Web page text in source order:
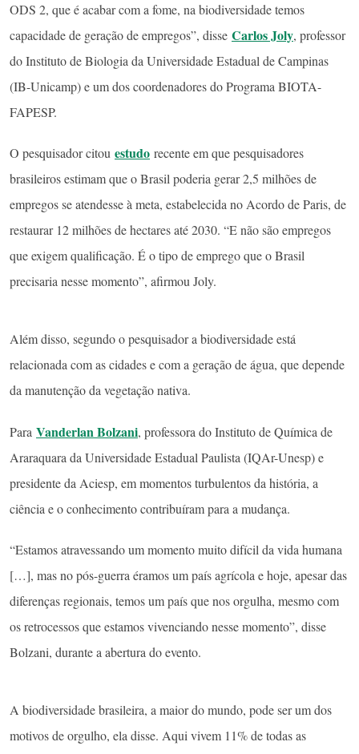
ODS 2, que é acabar com a fome, na biodiversidade temos
capacidade de geração de empregos”, disse Carlos Joly, professor
do Instituto de Biologia da Universidade Estadual de Campinas
(IB-Unicamp) e um dos coordenadores do Programa BIOTA-
FAPESP.
O pesquisador citou estudo recente em que pesquisadores
brasileiros estimam que o Brasil poderia gerar 2,5 milhões de
empregos se atendesse à meta, estabelecida no Acordo de Paris, de
restaurar 12 milhões de hectares até 2030. “E não são empregos
que exigem qualificação. É o tipo de emprego que o Brasil
precisaria nesse momento”, afirmou Joly.
Além disso, segundo o pesquisador a biodiversidade está
relacionada com as cidades e com a geração de água, que depende
da manutenção da vegetação nativa.
Para Vanderlan Bolzani, professora do Instituto de Química de
Araraquara da Universidade Estadual Paulista (IQAr-Unesp) e
presidente da Aciesp, em momentos turbulentos da história, a
ciência e o conhecimento contribuíram para a mudança.
“Estamos atravessando um momento muito difícil da vida humana
[…], mas no pós-guerra éramos um país agrícola e hoje, apesar das
diferenças regionais, temos um país que nos orgulha, mesmo com
os retrocessos que estamos vivenciando nesse momento”, disse
Bolzani, durante a abertura do evento.
A biodiversidade brasileira, a maior do mundo, pode ser um dos
motivos de orgulho, ela disse. Aqui vivem 11% de todas as